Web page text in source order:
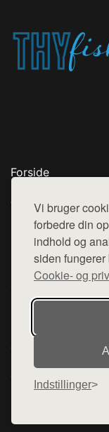
Vi bruger
forbedre din
indhold og
siden
Cookie- og
Indstillinger
Forside
Top Rabatter
Kontakt
Denne side er en
hjemmesider med
diverse webshops.
henviser til de
varerne på lager.